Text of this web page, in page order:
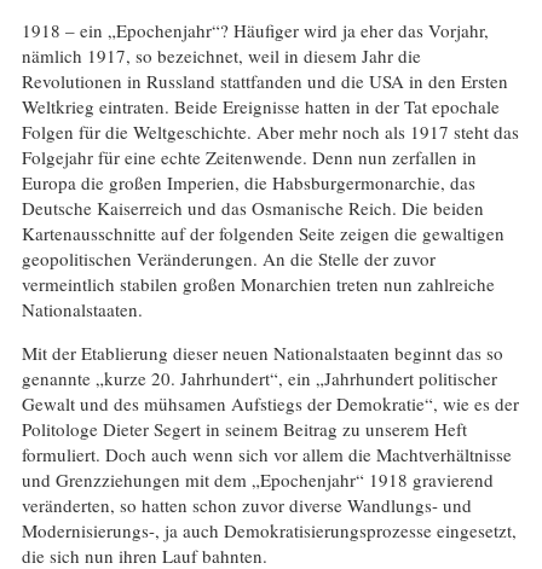
1918 – ein „Epochenjahr“? Häufiger wird ja eher das Vorjahr,
nämlich 1917, so bezeichnet, weil in diesem Jahr die
Revolutionen in Russland stattfanden und die USA in den Ersten
Weltkrieg eintraten. Beide Ereignisse hatten in der Tat epochale
Folgen für die Weltgeschichte. Aber mehr noch als 1917 steht das
Folgejahr für eine echte Zeitenwende. Denn nun zerfallen in
Europa die großen Imperien, die Habsburgermonarchie, das
Deutsche Kaiserreich und das Osmanische Reich. Die beiden
Kartenausschnitte auf der folgenden Seite zeigen die gewaltigen
geopolitischen Veränderungen. An die Stelle der zuvor
vermeintlich stabilen großen Monarchien treten nun zahlreiche
Nationalstaaten.
Mit der Etablierung dieser neuen Nationalstaaten beginnt das so
genannte „kurze 20. Jahrhundert“, ein „Jahrhundert politischer
Gewalt und des mühsamen Aufstiegs der Demokratie“, wie es der
Politologe Dieter Segert in seinem Beitrag zu unserem Heft
formuliert. Doch auch wenn sich vor allem die Machtverhältnisse
und Grenzziehungen mit dem „Epochenjahr“ 1918 gravierend
veränderten, so hatten schon zuvor diverse Wandlungs- und
Modernisierungs-, ja auch Demokratisierungsprozesse eingesetzt,
die sich nun ihren Lauf bahnten.